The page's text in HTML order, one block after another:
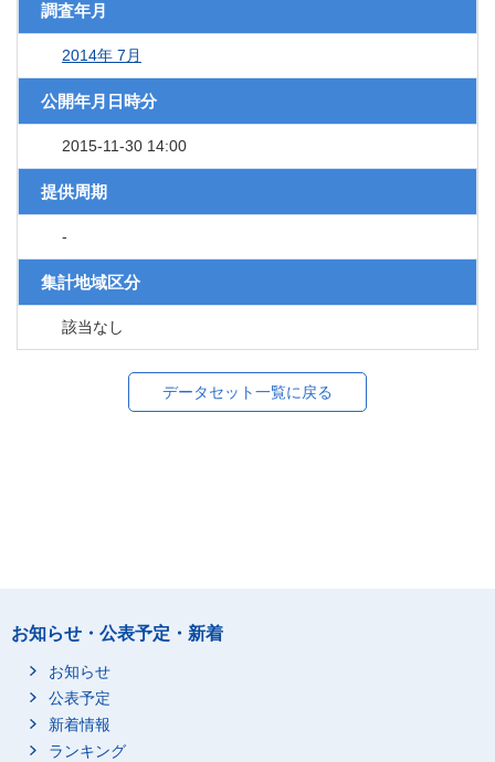
調査年月
2014年 7月
公開年月日時分
2015-11-30 14:00
提供周期
-
集計地域区分
該当なし
データセット一覧に戻る
お知らせ・公表予定・新着
お知らせ
公表予定
新着情報
ランキング